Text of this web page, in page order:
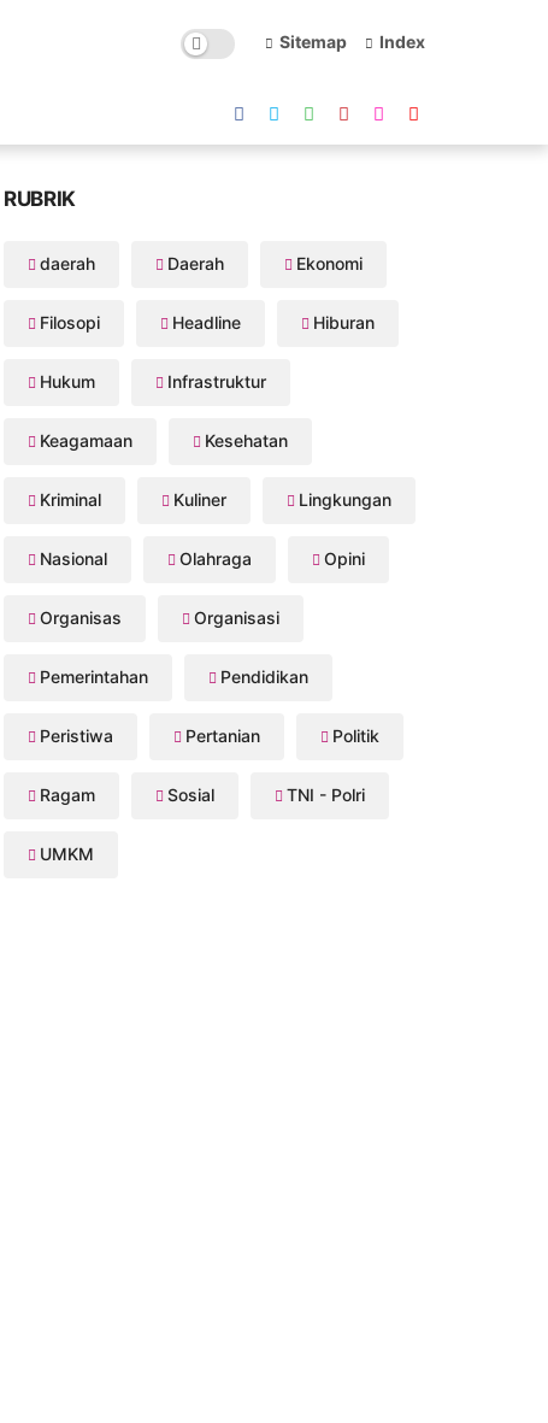
Sitemap Index
RUBRIK
daerah Daerah Ekonomi
Filosopi Headline Hiburan
Hukum Infrastruktur
Keagamaan Kesehatan
Kriminal Kuliner Lingkungan
Nasional Olahraga Opini
Organisas Organisasi
Pemerintahan Pendidikan
Peristiwa Pertanian Politik
Ragam Sosial TNI - Polri
UMKM